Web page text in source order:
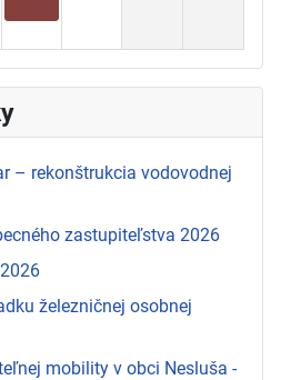
– rekonštrukcia vodovodnej
zastupiteľstva 2026
železničnej osobnej
mobility v obci Nesluša -